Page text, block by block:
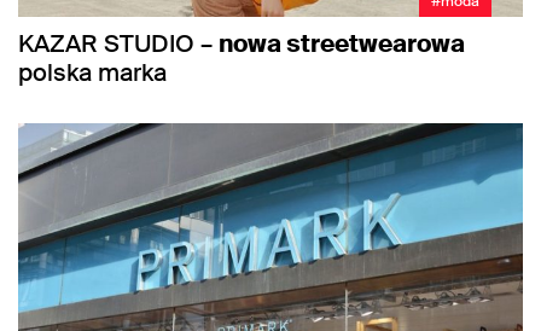
KAZAR STUDIO – nowa streetwearowa
polska marka